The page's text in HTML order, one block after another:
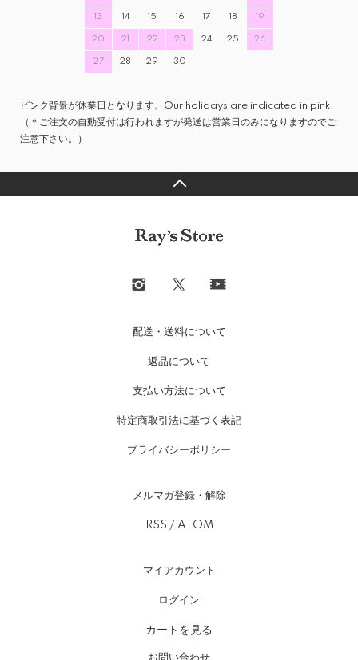
13 14 15 16 17 18 19
20 21 22 23 24 25 26
27 28 29 30
ピンク背景が休業日となります。Our holidays are indicated in pink.
（＊ご注文の自動受付は行われますが発送は営業日のみになりますのでご
注意下さい。）
配送・送料について
返品について
支払い方法について
特定商取引法に基づく表記
プライバシーポリシー
メルマガ登録・解除
RSS / ATOM
マイアカウント
ログイン
カートを見る
お問い合わせ